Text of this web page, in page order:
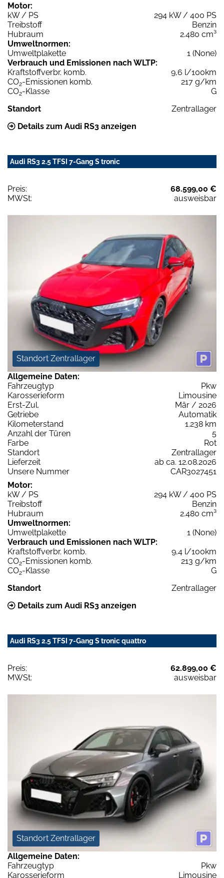
Motor:
kW / PS
294 kW / 400 PS
Treibstoff
Benzin
Hubraum
2.480 cm³
Umweltnormen:
Umweltplakette
1 (None)
Verbrauch und Emissionen nach WLTP:
Kraftstoffverbr. komb.
9,6 l/100km
CO2-Emissionen komb.
217 g/km
CO2-Klasse
G
Standort
Zentrallager
Details zum Audi RS3 anzeigen
Audi RS3 2.5 TFSI 7-Gang S tronic
Preis:
68.599,00 €
MWSt:
ausweisbar
Standort Zentrallager
Allgemeine Daten:
Fahrzeugtyp
Pkw
Karosserieform
Limousine
Erst-Zul.
Mär / 2026
Getriebe
Automatik
Kilometerstand
1.238 km
Anzahl der Türen
5
Farbe
Rot
Standort
Zentrallager
Lieferzeit
ab ca. 12.08.2026
Unsere Nummer
CAR3027451
Motor:
kW / PS
294 kW / 400 PS
Treibstoff
Benzin
Hubraum
2.480 cm³
Umweltnormen:
Umweltplakette
1 (None)
Verbrauch und Emissionen nach WLTP:
Kraftstoffverbr. komb.
9,4 l/100km
CO2-Emissionen komb.
213 g/km
CO2-Klasse
G
Standort
Zentrallager
Details zum Audi RS3 anzeigen
Audi RS3 2.5 TFSI 7-Gang S tronic quattro
Preis:
62.899,00 €
MWSt:
ausweisbar
Standort Zentrallager
Allgemeine Daten:
Fahrzeugtyp
Pkw
Karosserieform
Limousine